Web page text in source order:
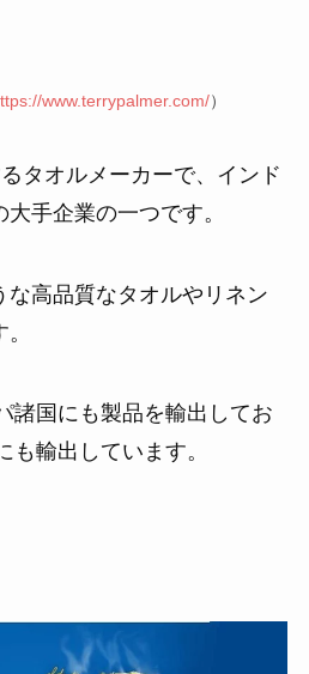
www.terrypalmer.com/）
タオルメーカーで、インド
手企業の一つです。
な高品質なタオルやリネン
諸国にも製品を輸出してお
も輸出しています。